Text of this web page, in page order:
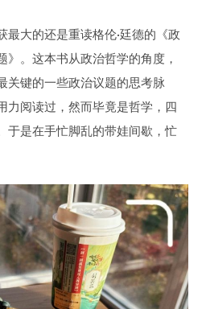
最大的还是重读格伦·廷德的《政
》。这本书从政治哲学的角度，
关键的一些政治议题的思考脉
力阅读过，然而毕竟是哲学，四
于是在手忙脚乱的带娃间歇，忙